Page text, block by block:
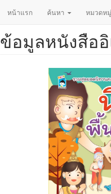
หน้าแรก ค้นหา หมวดหมู่
ข้อมูลหนังสือ